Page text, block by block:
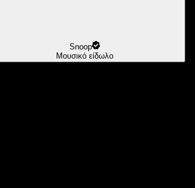
Snoop
Μουσικό είδωλο